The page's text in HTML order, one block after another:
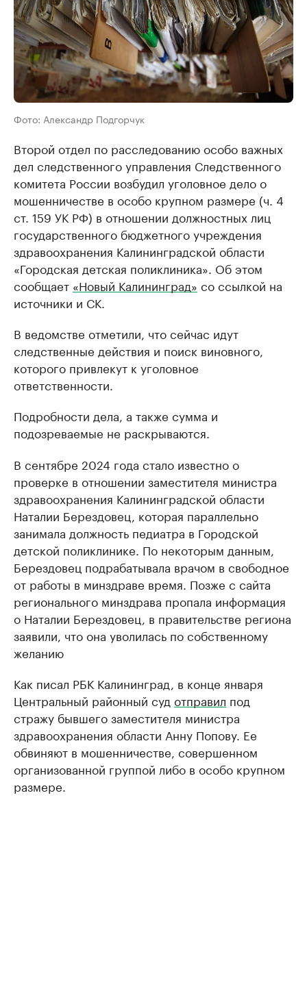
Фото: Александр Подгорчук
Второй отдел по расследованию особо важных
дел следственного управления Следственного
комитета России возбудил уголовное дело о
мошенничестве в особо крупном размере (ч. 4
ст. 159 УК РФ) в отношении должностных лиц
государственного бюджетного учреждения
здравоохранения Калининградской области
«Городская детская поликлиника». Об этом
сообщает «Новый Калининград» со ссылкой на
источники и СК.
В ведомстве отметили, что сейчас идут
следственные действия и поиск виновного,
которого привлекут к уголовное
ответственности.
Подробности дела, а также сумма и
подозреваемые не раскрываются.
В сентябре 2024 года стало известно о
проверке в отношении заместителя министра
здравоохранения Калининградской области
Наталии Берездовец, которая параллельно
занимала должность педиатра в Городской
детской поликлинике. По некоторым данным,
Берездовец подрабатывала врачом в свободное
от работы в минздраве время. Позже с сайта
регионального минздрава пропала информация
о Наталии Берездовец, в правительстве региона
заявили, что она уволилась по собственному
желанию
Как писал РБК Калининград, в конце января
Центральный районный суд отправил под
стражу бывшего заместителя министра
здравоохранения области Анну Попову. Ее
обвиняют в мошенничестве, совершенном
организованной группой либо в особо крупном
размере.